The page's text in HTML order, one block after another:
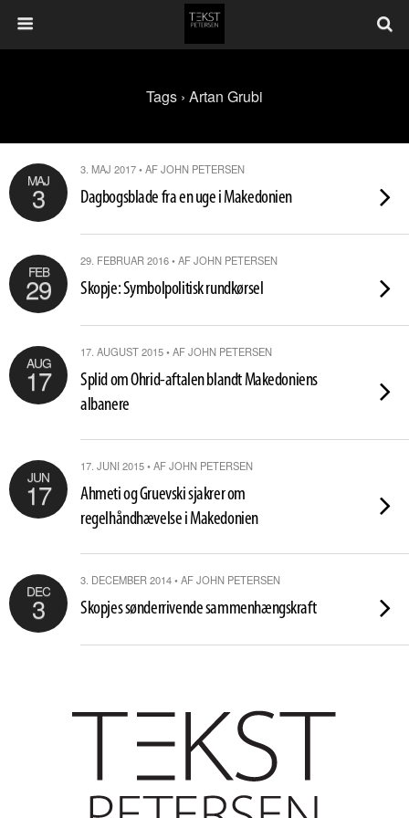
Tags › Artan Grubi
MAJ
3
3. MAJ 2017 • AF JOHN PETERSEN
Dagbogsblade fra en uge i Makedonien
FEB
29
29. FEBRUAR 2016 • AF JOHN PETERSEN
Skopje: Symbolpolitisk rundkørsel
AUG
17
17. AUGUST 2015 • AF JOHN PETERSEN
Splid om Ohrid-aftalen blandt Makedoniens
albanere
JUN
17
17. JUNI 2015 • AF JOHN PETERSEN
Ahmeti og Gruevski sjakrer om
regelhåndhævelse i Makedonien
DEC
3
3. DECEMBER 2014 • AF JOHN PETERSEN
Skopjes sønderrivende sammenhængskraft